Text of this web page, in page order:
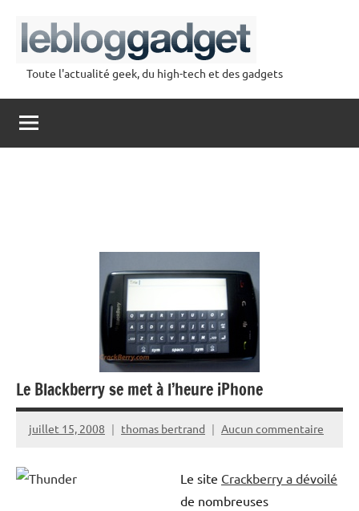
contenu
lebloggadget
Toute l'actualité geek, du high-tech et des gadgets
Le Blackberry se met à l’heure iPhone
juillet 15, 2008 thomas bertrand Aucun commentaire
Le site Crackberry a dévoilé
de nombreuses